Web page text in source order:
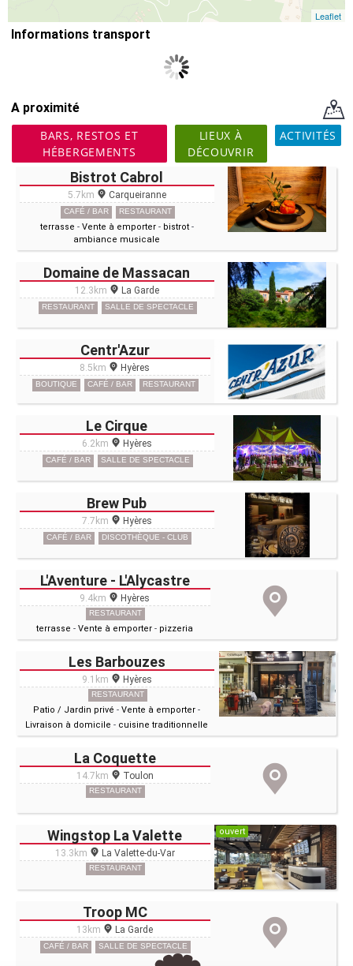
Leaflet
Informations transport
A proximité
BARS, RESTOS ET
HÉBERGEMENTS
LIEUX À
DÉCOUVRIR
ACTIVITÉS
Bistrot Cabrol
5.7km Carqueiranne
CAFÉ / BAR RESTAURANT
terrasse - Vente à emporter - bistrot -
ambiance musicale
Domaine de Massacan
12.3km La Garde
RESTAURANT SALLE DE SPECTACLE
Centr'Azur
8.5km Hyères
BOUTIQUE CAFÉ / BAR RESTAURANT
Le Cirque
6.2km Hyères
CAFÉ / BAR SALLE DE SPECTACLE
Brew Pub
7.7km Hyères
CAFÉ / BAR DISCOTHÈQUE - CLUB
L'Aventure - L'Alycastre
9.4km Hyères
RESTAURANT
terrasse -Vente à emporter - pizzeria
Les Barbouzes
9.1km Hyères
RESTAURANT
Patio / Jardin privé -Vente à emporter -
Livraison à domicile - cuisine traditionnelle
La Coquette
14.7km Toulon
RESTAURANT
Wingstop La Valette
13.3km La Valette-du-Var
RESTAURANT
ouvert
Troop MC
13km La Garde
CAFÉ / BAR SALLE DE SPECTACLE